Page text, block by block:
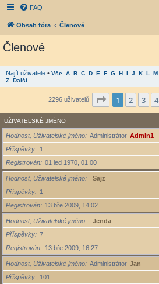
FAQ
Obsah fóra Členové
Členové
Najít uživatele • Vše A B C D E F G H I J K L M
Z Další
2296 uživatelů Stránka z 92
1 2 3 4
UŽIVATELSKÉ JMÉNO
Hodnost, Uživatelské jméno Administrátor Admin1
Příspěvky
1
Registrován
01 led 1970, 01:00
Hodnost, Uživatelské jméno
Sajz
Příspěvky
1
Registrován
13 bře 2009, 14:02
Hodnost, Uživatelské jméno
Jenda
Příspěvky
7
Registrován
13 bře 2009, 16:27
Hodnost, Uživatelské jméno Administrátor Jan
Příspěvky
101